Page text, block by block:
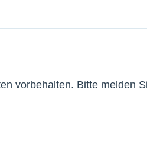
vorbehalten. Bitte melden